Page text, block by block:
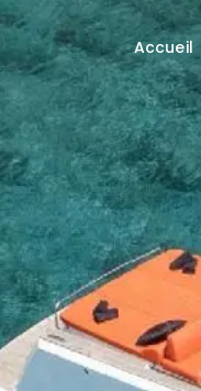
Accueil